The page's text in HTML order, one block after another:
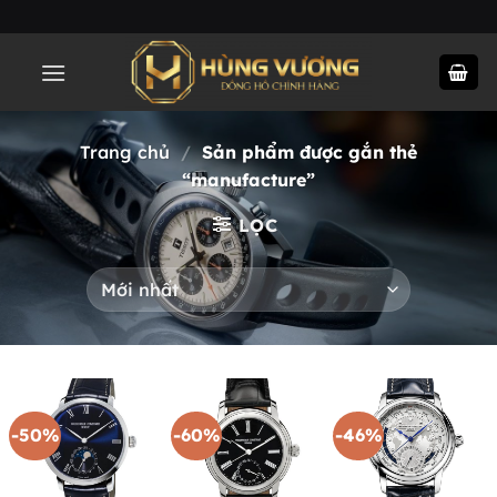
đến
Trang chủ / Sản phẩm được gắn thẻ
“manufacture”
LỌC
-50% -60% -46%